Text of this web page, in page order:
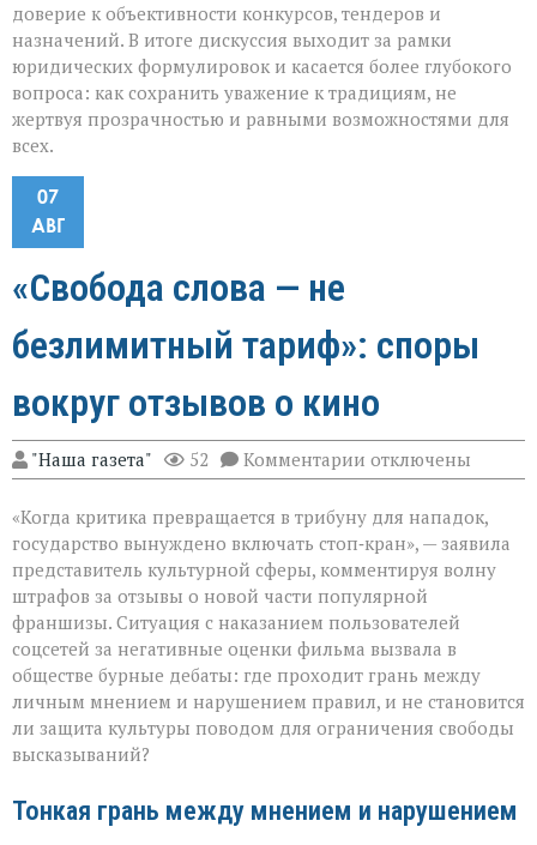
доверие к объективности конкурсов, тендеров и
назначений. В итоге дискуссия выходит за рамки
юридических формулировок и касается более глубокого
вопроса: как сохранить уважение к традициям, не
жертвуя прозрачностью и равными возможностями для
всех.
07
АВГ
«Свобода слова — не
безлимитный тариф»: споры
вокруг отзывов о кино
"Наша газета" 52 Комментарии к
записи
слова — не
безлимитный
тариф»:
споры
вокруг
отзывов
о
кино
отключены
«Когда критика превращается в трибуну для нападок,
государство вынуждено включать стоп‑кран», — заявила
представитель культурной сферы, комментируя волну
штрафов за отзывы о новой части популярной
франшизы. Ситуация с наказанием пользователей
соцсетей за негативные оценки фильма вызвала в
обществе бурные дебаты: где проходит грань между
личным мнением и нарушением правил, и не становится
ли защита культуры поводом для ограничения свободы
высказываний?
Тонкая грань между мнением и нарушением